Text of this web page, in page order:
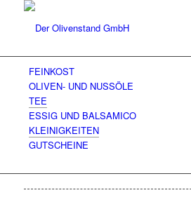
FEINKOST
OLIVEN- UND NUSSÖLE
TEE
ESSIG UND BALSAMICO
KLEINIGKEITEN
GUTSCHEINE